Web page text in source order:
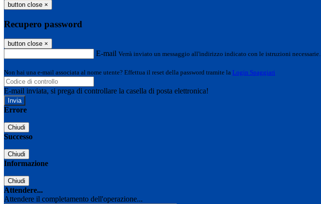
button close ×
Recupero password
button close ×
E-mail Verrà inviato un messaggio all'indirizzo indicato con le istruzioni necessarie.
Non hai una e-mail associata al nome utente? Effettua il reset della password tramite la Login Spaggiari
E-mail inviata, si prega di controllare la casella di posta elettronica!
Errore
Chiudi
Successo
Chiudi
Informazione
Chiudi
Attendere...
Attendere il completamento dell'operazione...